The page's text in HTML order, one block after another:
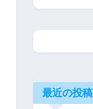
最近の投稿